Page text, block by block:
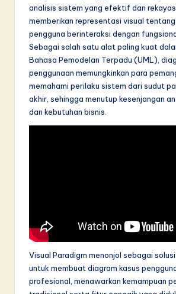
L
&
S
o
analisis sistem yang efektif dan
memberikan representasi visual
pengguna berinteraksi dengan
Sebagai salah satu alat paling kuat
Bahasa Pemodelan Terpadu (UML),
penggunaan memungkinkan para
memahami perilaku sistem dari sudut
akhir, sehingga menutup kesenjangan
dan kebutuhan bisnis.
Visual Paradigm menonjol sebagai
untuk membuat diagram kasus
profesional, menawarkan kemampuan